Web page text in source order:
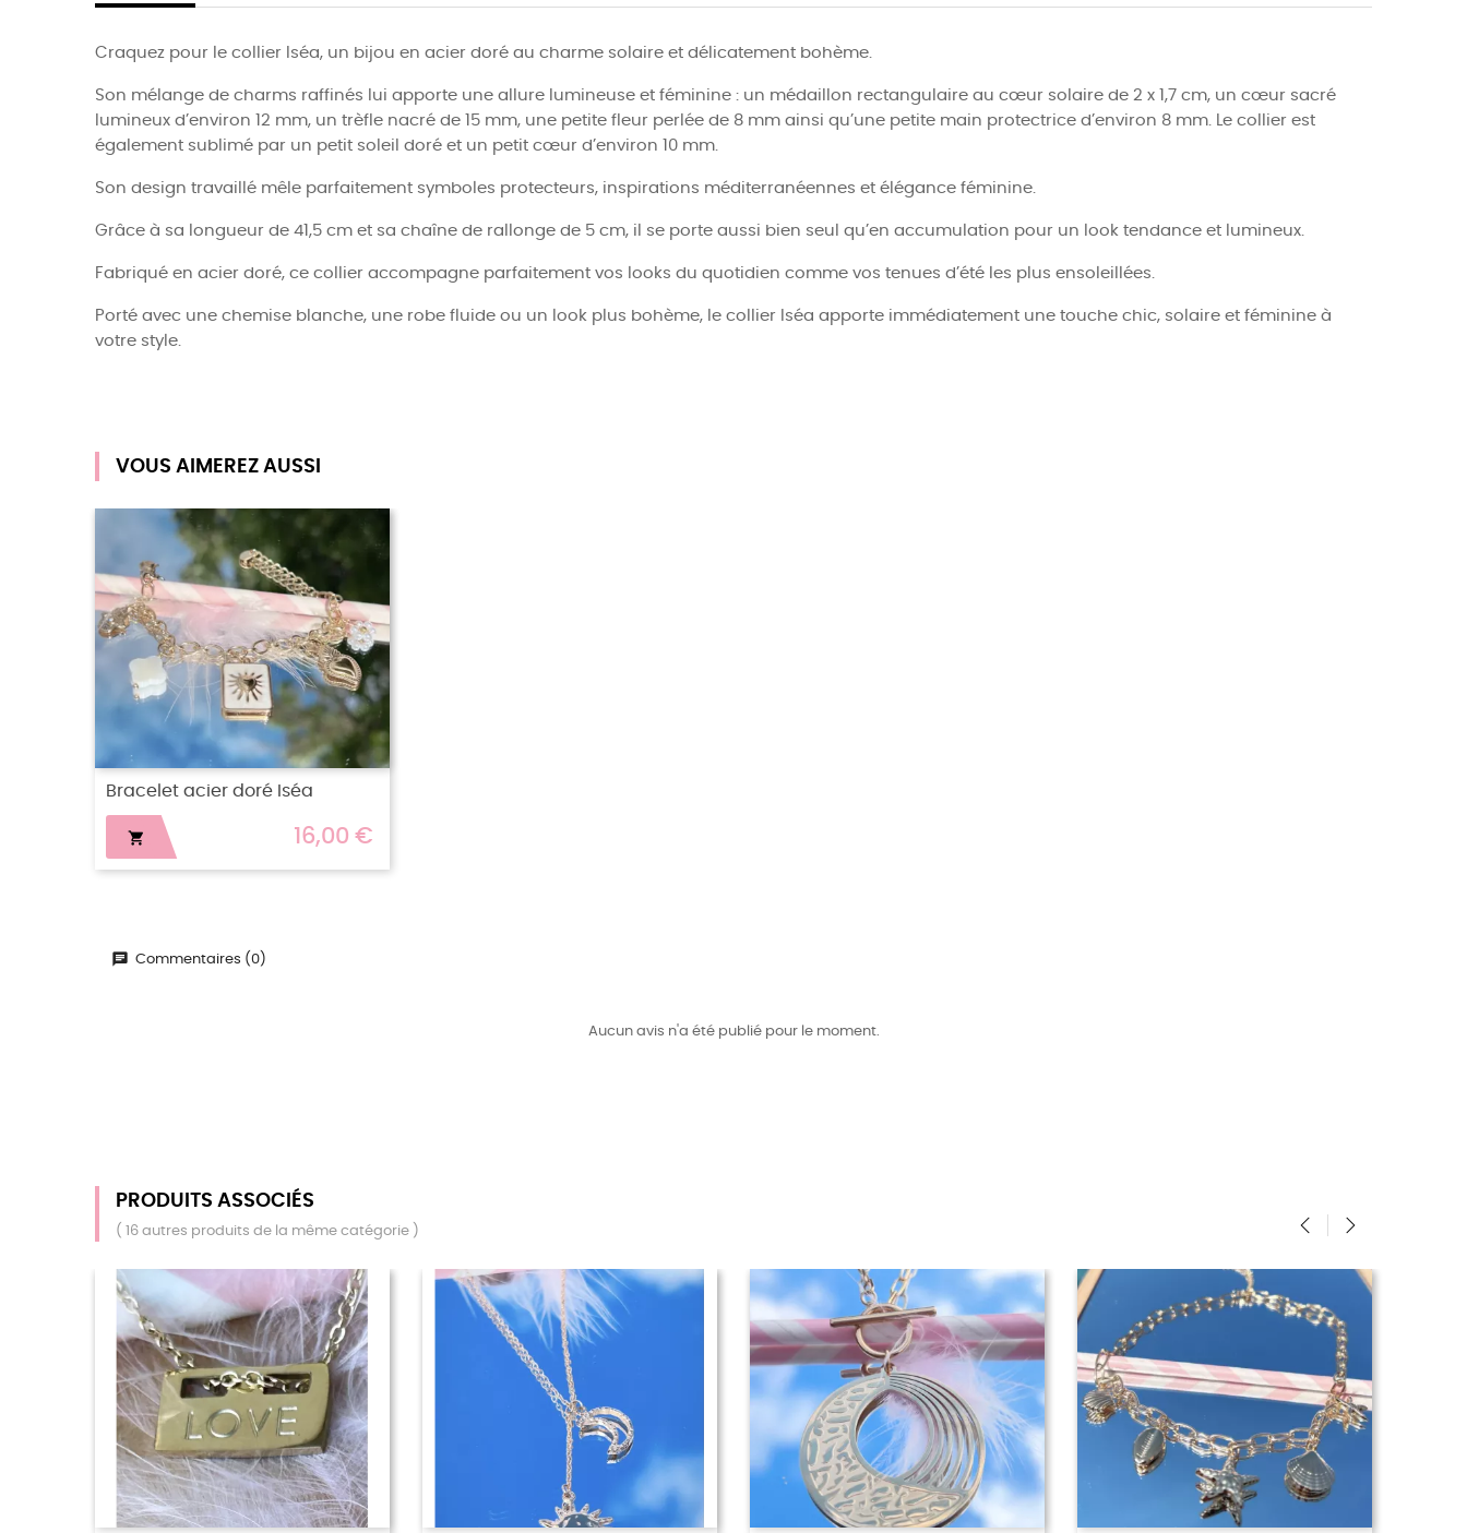
Craquez pour le collier Iséa, un bijou en acier doré au charme solaire et délicatement bohème.
Son mélange de charms raffinés lui apporte une allure lumineuse et féminine : un médaillon rectangulaire au cœur solaire de 2 x 1,7 cm, un cœur sacré
lumineux d’environ 12 mm, un trèfle nacré de 15 mm, une petite fleur perlée de 8 mm ainsi qu’une petite main protectrice d’environ 8 mm. Le collier est
également sublimé par un petit soleil doré et un petit cœur d’environ 10 mm.
Son design travaillé mêle parfaitement symboles protecteurs, inspirations méditerranéennes et élégance féminine.
Grâce à sa longueur de 41,5 cm et sa chaîne de rallonge de 5 cm, il se porte aussi bien seul qu’en accumulation pour un look tendance et lumineux.
Fabriqué en acier doré, ce collier accompagne parfaitement vos looks du quotidien comme vos tenues d’été les plus ensoleillées.
Porté avec une chemise blanche, une robe fluide ou un look plus bohème, le collier Iséa apporte immédiatement une touche chic, solaire et féminine à
votre style.
VOUS AIMEREZ AUSSI
Bracelet acier doré Iséa
 16,00 €
Commentaires (0)
Aucun avis n'a été publié pour le moment.
PRODUITS ASSOCIÉS
( 16 autres produits de la même catégorie )
RUPTURE DE STOCK RUPTURE DE STOCK RUPTURE DE STOCK
‹ ›